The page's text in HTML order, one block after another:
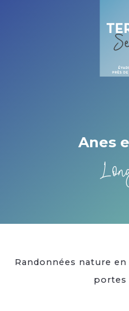
Anes
Randonnées nature
portes